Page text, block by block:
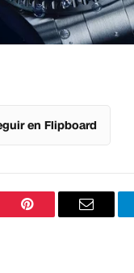
en Flipboard
PinterestCorreo